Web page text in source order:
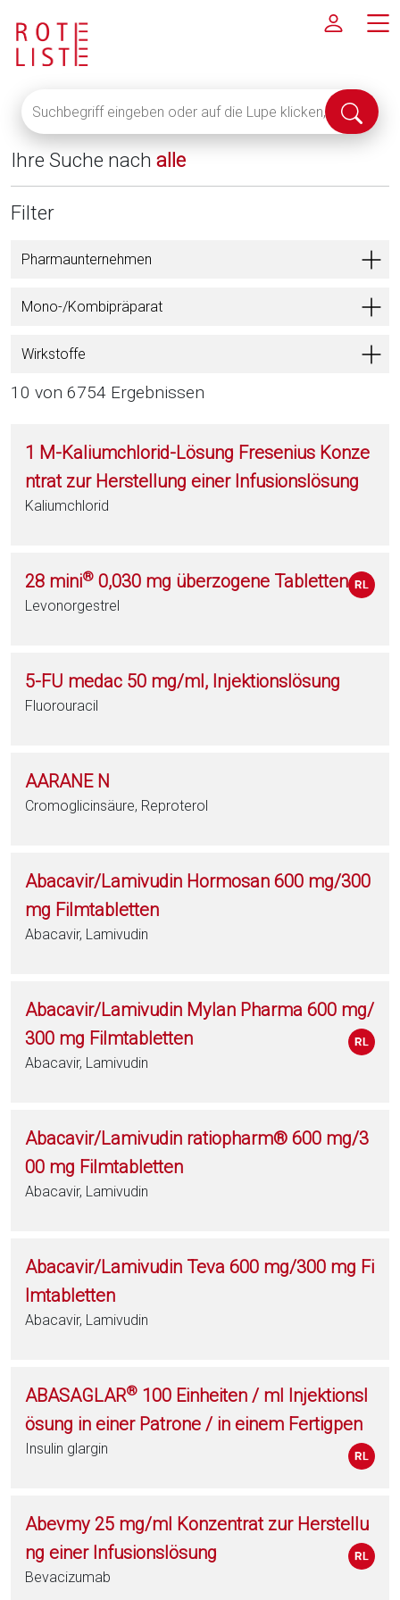
eingeben
oder
auf
die
Lupe
alle
anzuzeigen
Suche
Ihre Suche nach alle
Filter
Pharmaunternehmen
Mono-/Kombipräparat
Wirkstoffe
10 von 6754 Ergebnissen
1 M-Kaliumchlorid-Lösung Fresenius Konze
ntrat zur Herstellung einer Infusionslösung
Kaliumchlorid
28 mini® 0,030 mg überzogene Tabletten
Levonorgestrel
5-FU medac 50 mg/ml, Injektionslösung
Fluorouracil
AARANE N
Cromoglicinsäure, Reproterol
Abacavir/Lamivudin Hormosan 600 mg/300
mg Filmtabletten
Abacavir, Lamivudin
Abacavir/Lamivudin Mylan Pharma 600 mg/
300 mg Filmtabletten
Abacavir, Lamivudin
Abacavir/Lamivudin ratiopharm® 600 mg/3
00 mg Filmtabletten
Abacavir, Lamivudin
Abacavir/Lamivudin Teva 600 mg/300 mg Fi
lmtabletten
Abacavir, Lamivudin
ABASAGLAR® 100 Einheiten / ml Injektionsl
ösung in einer Patrone / in einem Fertigpen
Insulin glargin
Abevmy 25 mg/ml Konzentrat zur Herstellu
ng einer Infusionslösung
Bevacizumab